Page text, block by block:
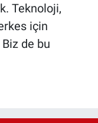
Teknoloji,
için
de bu